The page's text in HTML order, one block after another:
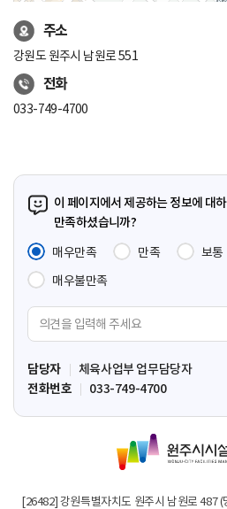
주소
강원도 원주시 남원로 551
전화
033-749-4700
이 페이지에서 제공하는 정보에 대
만족하셨습니까?
매우만족
만족 보통
매우불만족
의
견
입
력
역
담당자
체육사업부 업무담당자
전화번호
033-749-4700
원
주
[26482] 강원특별자치도 원주시 남원로 487 (